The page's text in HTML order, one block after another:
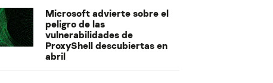
Microsoft advierte sobre el
peligro de las
vulnerabilidades de
ProxyShell descubiertas en
abril